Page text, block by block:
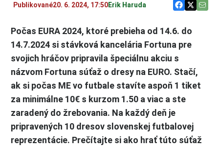
Publikované20. 6. 2024, 17:50Erik Haruda
Počas EURA 2024, ktoré prebieha od 14.6. do
14.7.2024 si stávková kancelária Fortuna pre
svojich hráčov pripravila špeciálnu akciu s
názvom Fortuna súťaž o dresy na EURO. Stačí,
ak si počas ME vo futbale stavíte aspoň 1 tiket
za minimálne 10€ s kurzom 1.50 a viac a ste
zaradený do žrebovania. Na každý deň je
pripravených 10 dresov slovenskej futbalovej
reprezentácie. Prečítajte si ako hrať túto súťaž